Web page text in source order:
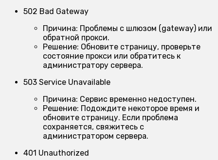
502 Bad Gateway
Причина: Проблемы с шлюзом (gateway) или
обратной прокси.
Решение: Обновите страницу, проверьте
состояние прокси или обратитесь к
администратору сервера.
503 Service Unavailable
Причина: Сервис временно недоступен.
Решение: Подождите некоторое время и
обновите страницу. Если проблема
сохраняется, свяжитесь с
администратором сервера.
401 Unauthorized